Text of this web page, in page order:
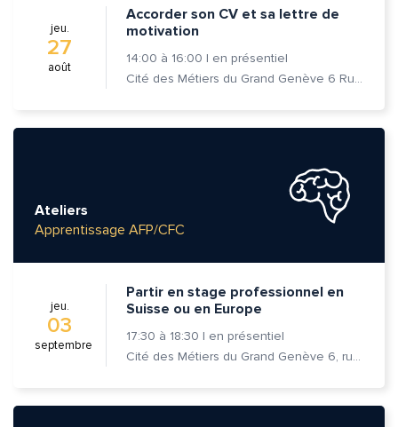
jeu.
27
août
Accorder son CV et sa lettre de
motivation
14:00 à 16:00 | en présentiel
Cité des Métiers du Grand Genève 6 Rue Prévost-Martin 1205 Genève
Ateliers
Apprentissage AFP/CFC
jeu.
03
septembre
Partir en stage professionnel en
Suisse ou en Europe
17:30 à 18:30 | en présentiel
Cité des Métiers du Grand Genève 6, rue Prévost-Martin 1205 Genève